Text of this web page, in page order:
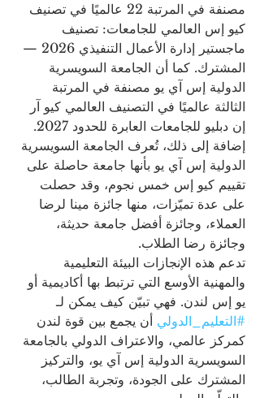
مصنفة في المرتبة 22 عالميًا في تصنيف
كيو إس العالمي للجامعات: تصنيف
ماجستير إدارة الأعمال التنفيذي 2026 —
المشترك. كما أن الجامعة السويسرية
الدولية إس آي يو مصنفة في المرتبة
الثالثة عالميًا في التصنيف العالمي كيو آر
إن دبليو للجامعات العابرة للحدود 2027.
إضافة إلى ذلك، تُعرف الجامعة السويسرية
الدولية إس آي يو بأنها جامعة حاصلة على
تقييم كيو إس خمس نجوم، وقد حصلت
على عدة تميّزات، منها جائزة مينا لرضا
العملاء، وجائزة أفضل جامعة حديثة،
وجائزة رضا الطلاب.
تدعم هذه الإنجازات البيئة التعليمية
والمهنية الأوسع التي ترتبط بها أكاديمية أو
يو إس لندن. فهي تبيّن كيف يمكن لـ
#التعليم_الدولي أن يجمع بين قوة لندن
كمركز عالمي، والاعتراف الدولي بالجامعة
السويسرية الدولية إس آي يو، والتركيز
المشترك على الجودة، وتجربة الطالب،